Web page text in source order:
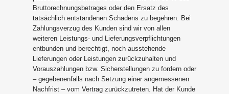
Bruttorechnungsbetrages oder den Ersatz des
tatsächlich entstandenen Schadens zu begehren. Bei
Zahlungsverzug des Kunden sind wir von allen
weiteren Leistungs- und Lieferungsverpflichtungen
entbunden und berechtigt, noch ausstehende
Lieferungen oder Leistungen zurückzuhalten und
Vorauszahlungen bzw. Sicherstellungen zu fordern oder
– gegebenenfalls nach Setzung einer angemessenen
Nachfrist – vom Vertrag zurückzutreten. Hat der Kunde